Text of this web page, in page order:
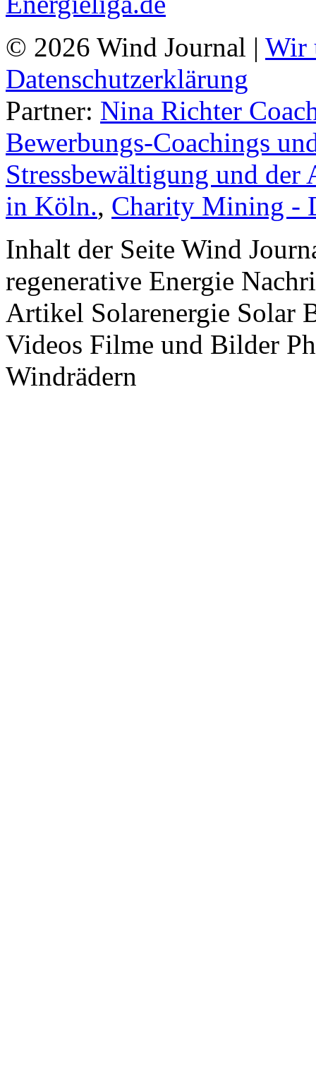
© 2026 Wind Journal | Wir
Datenschutzerklärung
Partner: Nina Richter
Bewerbungs-Coachings
Stressbewältigung und
in Köln., Charity Mining -
Inhalt der Seite Wind
regenerative Energie
Artikel Solarenergie Solar
Videos Filme und Bilder
Windrädern